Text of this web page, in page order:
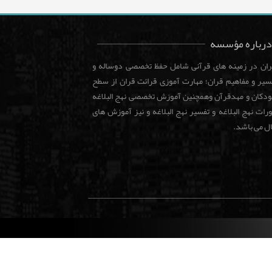
درباره مؤسسه
در زمینه های قرآنی شامل حفظ تخصصی دوساله و
و مفاهیم قران؛ مهارت آموزی قرائت قران از سطح
و مهدقرآن وهمچنین آموزش تخصصی نهج البلاغه
نهج البلاغه و تفسیر نهج البلاغه و نیز آموزش های
می باشد.